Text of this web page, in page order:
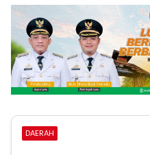
DAERAH